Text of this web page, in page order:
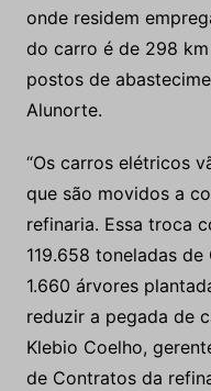
onde residem
do carro é de 298
postos de
Alunorte.
“Os carros elétricos
que são movidos a
refinaria. Essa troca
119.658 toneladas
1.660 árvores
reduzir a pegada de
Klebio Coelho,
de Contratos da